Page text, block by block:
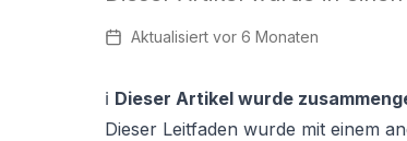
Aktualisiert vor 6 Monaten
ℹ️ Dieser Artikel wurde
Dieser Leitfaden wurde mit einem